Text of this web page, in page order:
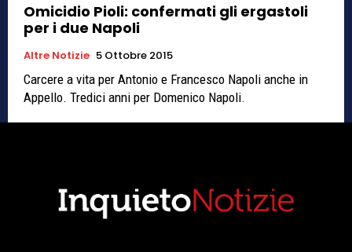
Omicidio Pioli: confermati gli ergastoli
per i due Napoli
Altre Notizie 5 Ottobre 2015
Carcere a vita per Antonio e Francesco Napoli anche in
Appello. Tredici anni per Domenico Napoli.